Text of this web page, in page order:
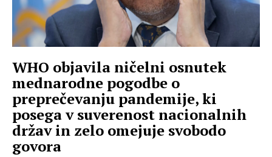
WHO objavila ničelni osnutek
mednarodne pogodbe o
preprečevanju pandemije, ki
posega v suverenost nacionalnih
držav in zelo omejuje svobodo
govora